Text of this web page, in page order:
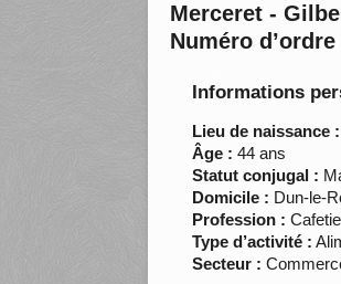
Merceret -
Numéro
Informations
Lieu de naissance :
Âge : 44 ans
Statut conjugal :
Domicile : Dun-le-
Profession :
Type d’activité :
Secteur :